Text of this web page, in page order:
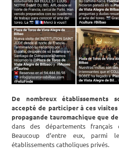
De nombreux établissements
accepté de participer à ces
propagande tauromachique que
dans des départements
Beaucoup d’entre eux, parmi
établissements catholiques privés.